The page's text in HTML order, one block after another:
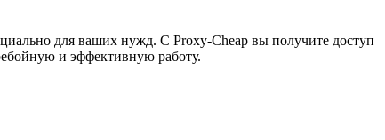
для ваших нужд. С Proxy-Cheap вы получите доступ
и эффективную работу.